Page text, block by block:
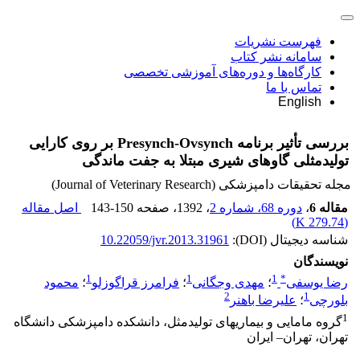
فهرست نشریات
سامانه نشر کتاب
کارگاه‌ها و دوره‌های آموزشی تخصصی
تماس با ما
English
بررسی تأثیر برنامه Presynch-Ovsynch بر روی کارایی
تولیدمثلی گاوهای شیری مبتلا به جفت ماندگی
مجله تحقیقات دامپزشکی (Journal of Veterinary Research)
مقاله 6
، دوره 68، شماره 2 ، 1392 ، صفحه 143-150
اصل مقاله
(
279.74 K
)
شناسه دیجیتال (DOI):
10.22059/jvr.2013.31961
نویسندگان
رضا یوسفی*
1؛ مهدی وجگانی1؛ فرامرز قراگوزلو1؛ محمود
بلورچی1؛ علیرضا باهنر 2
1گروه مامایی و بیماریهای تولیدمثل، دانشکده دامپزشکی دانشگاه
تهران، تهران– ایران